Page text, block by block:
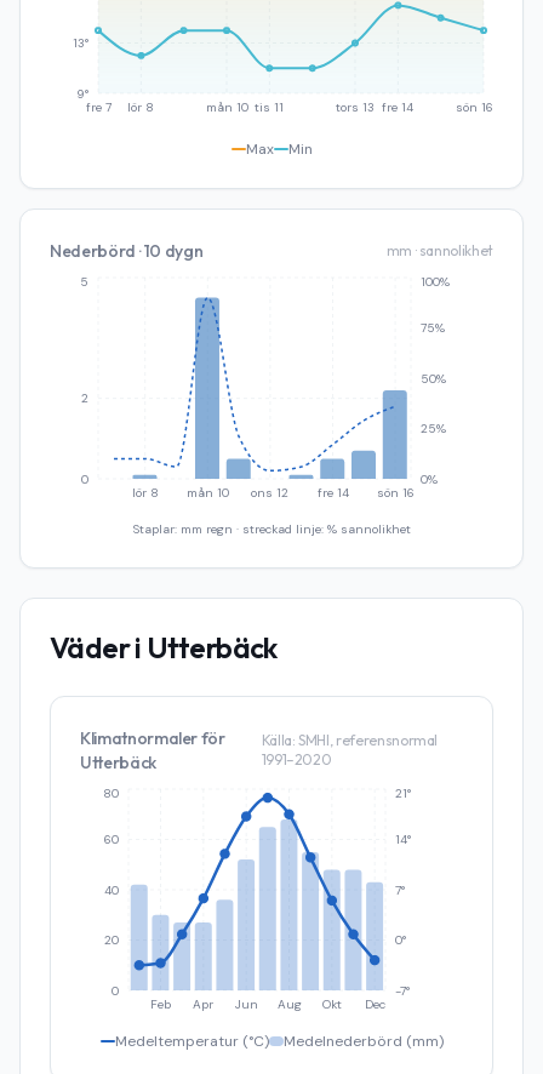
fre 7 lör 8 mån 10 tis 11 tors 13 fre 14 sön 16
9°
13°
Max Min
Nederbörd · 10 dygn mm · sannolikhet
lör 8 mån 10 ons 12 fre 14 sön 16
0
2
5
0%
25%
50%
75%
100%
Staplar: mm regn · streckad linje: % sannolikhet
Väder i Utterbäck
Klimatnormaler för
Utterbäck
Källa: SMHI, referensnormal
1991–2020
Feb Apr Jun Aug Okt Dec
0
20
40
60
80
-7°
0°
7°
14°
21°
Medeltemperatur (°C) Medelnederbörd (mm)